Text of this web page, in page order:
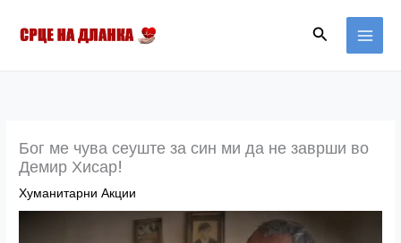
Search
Бог ме чува сеуште за син ми да не заврши во
Демир Хисар!
Хуманитарни Акции